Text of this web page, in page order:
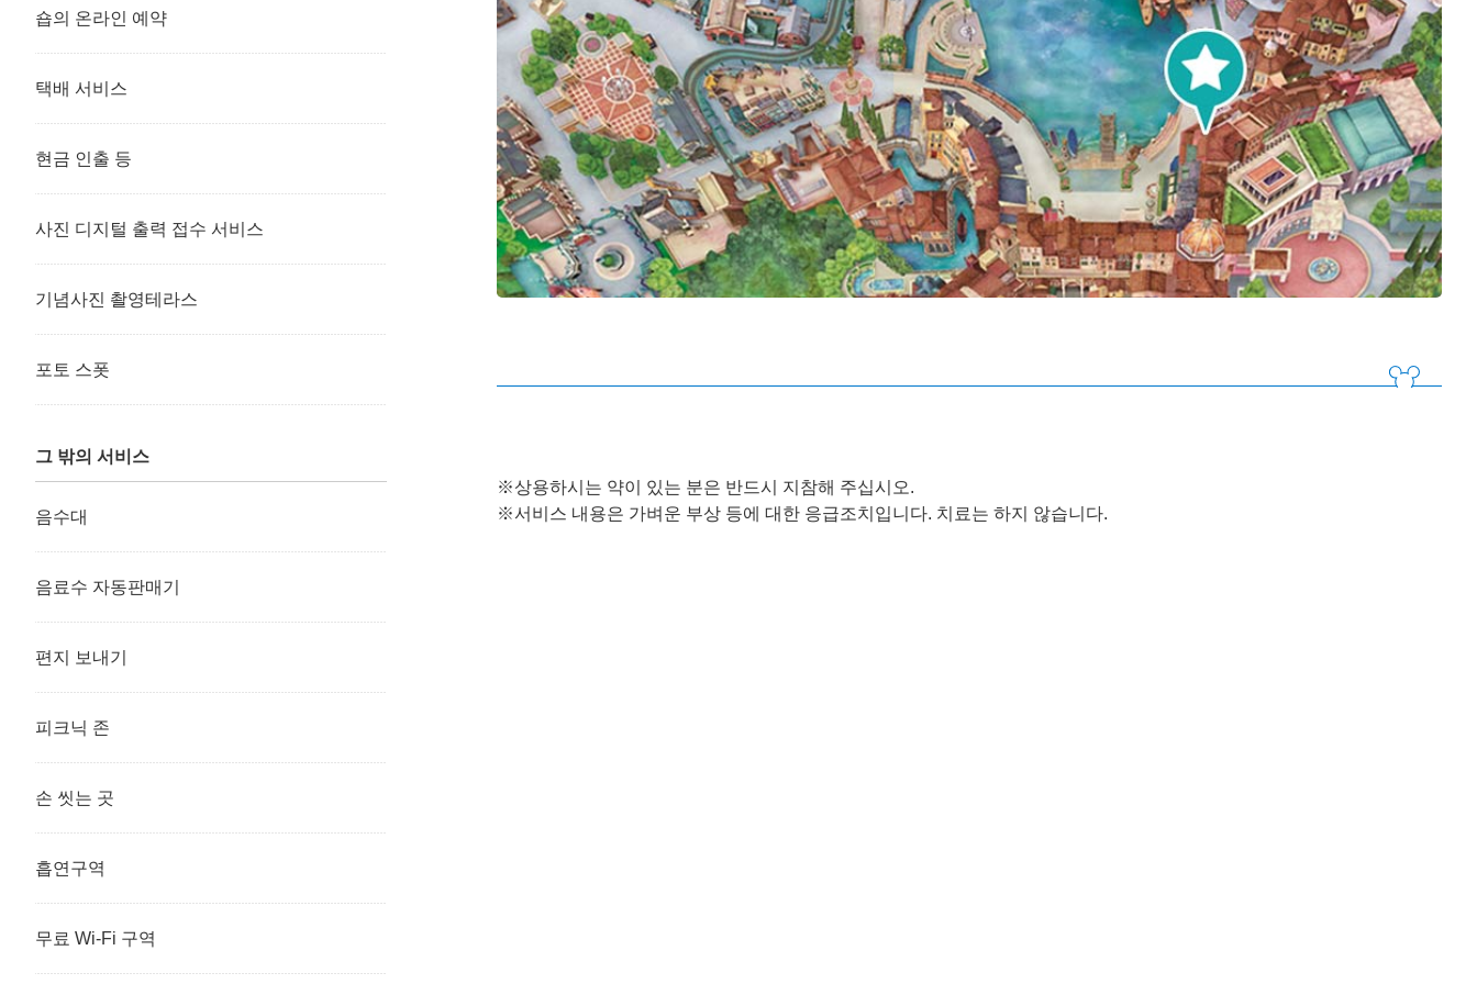
※상용하시는 약이 있는 분은 반드시 지참해 주십시오.
※서비스 내용은 가벼운 부상 등에 대한 응급조치입니다. 치료는 하지 않습니다.
숍의 온라인 예약
택배 서비스
현금 인출 등
사진 디지털 출력 접수 서비스
기념사진 촬영테라스
포토 스폿
그 밖의 서비스
음수대
음료수 자동판매기
편지 보내기
피크닉 존
손 씻는 곳
흡연구역
무료 Wi-Fi 구역